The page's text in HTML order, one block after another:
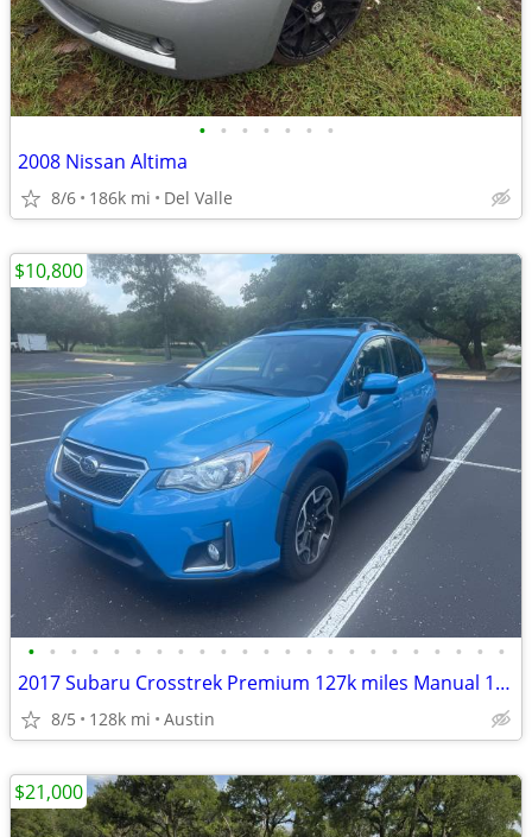
• • • • • • •
2008 Nissan Altima
8/6 186k mi Del Valle
• • • • • • • • • • • • • • • • • • • • • • •
2017 Subaru Crosstrek Premium 127k miles Manual 1Owner Clean Title
8/5 128k mi Austin
$10,800
$21,000